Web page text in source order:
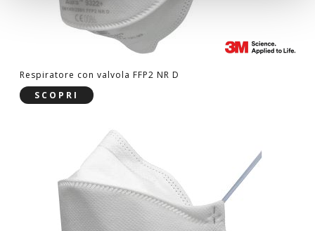
Respiratore con valvola FFP2 NR D
SCOPRI